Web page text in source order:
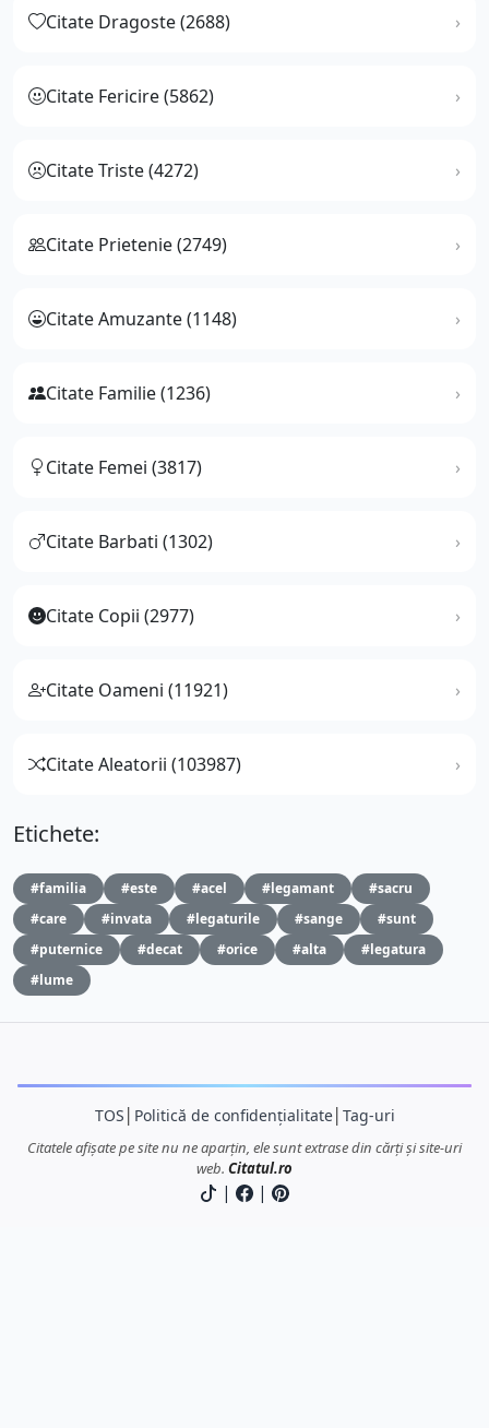
Citate Dragoste (2688)
Citate Fericire (5862)
Citate Triste (4272)
Citate Prietenie (2749)
Citate Amuzante (1148)
Citate Familie (1236)
Citate Femei (3817)
Citate Barbati (1302)
Citate Copii (2977)
Citate Oameni (11921)
Citate Aleatorii (103987)
Etichete:
#familia #este #acel #legamant
#sacru
#care
#invata #legaturile #sange
#sunt
#puternice
#decat #orice #alta
#legatura
#lume
TOS Politică de confidențialitate│ Tag-uri
Citatele afișate pe site nu ne aparțin, ele sunt extrase din cărți și site-uri
web. Citatul.ro
| |